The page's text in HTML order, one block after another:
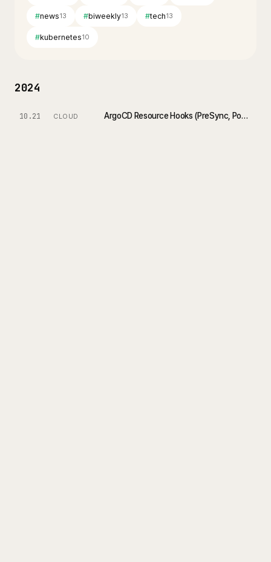
#news13 #biweekly13 #tech13
#kubernetes10
2024
10.21 CLOUD ArgoCD Resource Hooks (PreSync, PostSync, SyncWaves)에 대해서 알아보자